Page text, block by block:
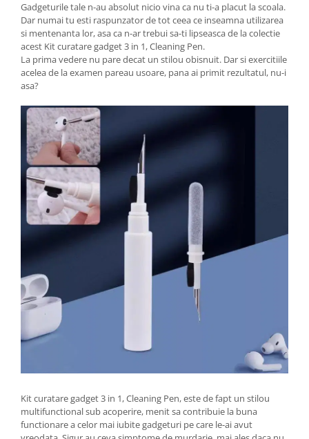
Gadgeturile tale n-au absolut nicio vina ca nu ti-a placut la scoala.
Dar numai tu esti raspunzator de tot ceea ce inseamna utilizarea
si mentenanta lor, asa ca n-ar trebui sa-ti lipseasca de la colectie
acest Kit curatare gadget 3 in 1, Cleaning Pen.
La prima vedere nu pare decat un stilou obisnuit. Dar si exercitiile
acelea de la examen pareau usoare, pana ai primit rezultatul, nu-i
asa?
Kit curatare gadget 3 in 1, Cleaning Pen, este de fapt un stilou
multifunctional sub acoperire, menit sa contribuie la buna
functionare a celor mai iubite gadgeturi pe care le-ai avut